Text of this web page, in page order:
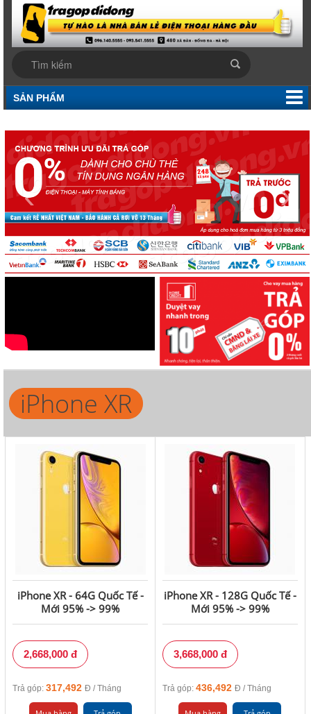
SẢN PHẨM
‹ ›
iPhone XR
iPhone XR - 64G Quốc Tế -
Mới 95% -> 99%
2,668,000 đ
Trả góp:317,492Đ / Tháng
iPhone XR - 128G Quốc Tế -
Mới 95% -> 99%
3,668,000 đ
Trả góp: 436,492 Đ / Tháng